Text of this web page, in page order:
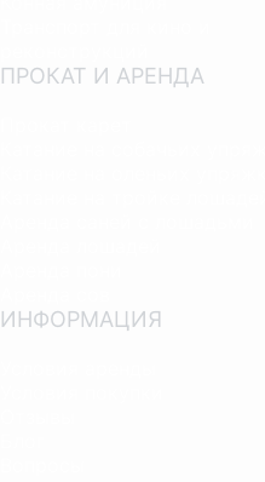
ПРОКАТ И АРЕНДА
ИНФОРМАЦИЯ